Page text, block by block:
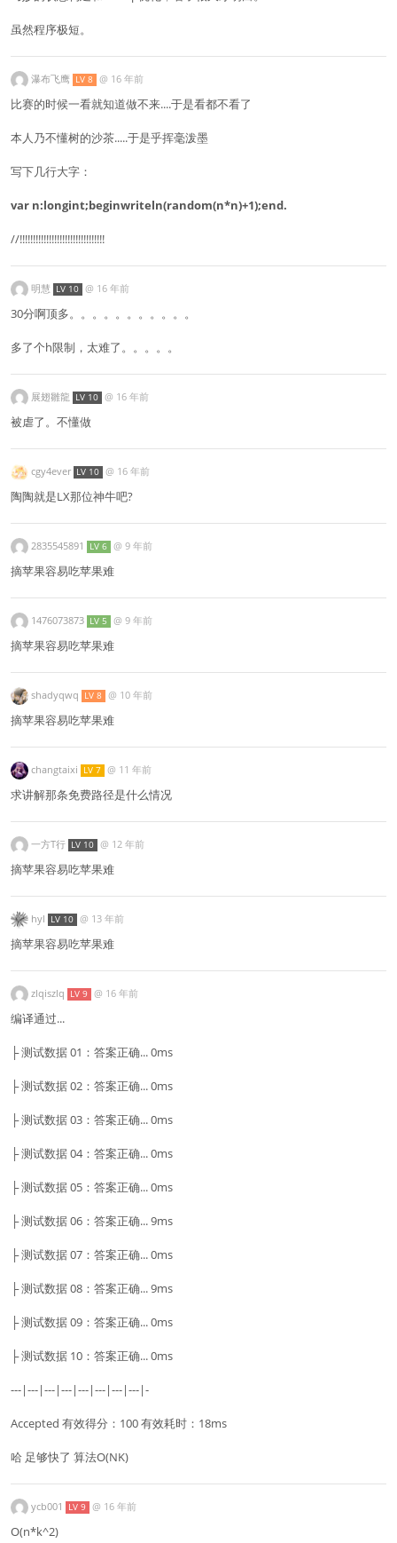
虽然程序极短。
瀑布飞鹰 LV 8 @ 16 年前
比赛的时候一看就知道做不来....于是看都不看了
本人乃不懂树的沙茶.....于是乎挥毫泼墨
写下几行大字：
var n:longint;beginwriteln(random(n*n)+1);end.
//!!!!!!!!!!!!!!!!!!!!!!!!!!!!!!!!
明慧 LV 10 @ 16 年前
30分啊顶多。。。。。。。。。。。
多了个h限制，太难了。。。。。
展翅雛龍 LV 10 @ 16 年前
被虐了。不懂做
cgy4ever LV 10 @ 16 年前
陶陶就是LX那位神牛吧?
2835545891 LV 6 @ 9 年前
摘苹果容易吃苹果难
1476073873 LV 5 @ 9 年前
摘苹果容易吃苹果难
shadyqwq LV 8 @ 10 年前
摘苹果容易吃苹果难
changtaixi LV 7 @ 11 年前
求讲解那条免费路径是什么情况
一方T行 LV 10 @ 12 年前
摘苹果容易吃苹果难
hyl LV 10 @ 13 年前
摘苹果容易吃苹果难
zlqiszlq LV 9 @ 16 年前
编译通过...
├ 测试数据 01：答案正确... 0ms
├ 测试数据 02：答案正确... 0ms
├ 测试数据 03：答案正确... 0ms
├ 测试数据 04：答案正确... 0ms
├ 测试数据 05：答案正确... 0ms
├ 测试数据 06：答案正确... 9ms
├ 测试数据 07：答案正确... 0ms
├ 测试数据 08：答案正确... 9ms
├ 测试数据 09：答案正确... 0ms
├ 测试数据 10：答案正确... 0ms
---|---|---|---|---|---|---|---|-
Accepted 有效得分：100 有效耗时：18ms
哈 足够快了 算法O(NK)
ycb001 LV 9 @ 16 年前
O(n*k^2)